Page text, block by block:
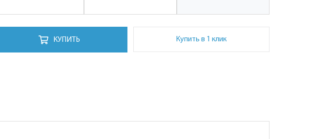
КУПИТЬ Купить в 1 клик